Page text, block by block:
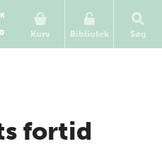
Kurv
Bibliotek Søg
fortid